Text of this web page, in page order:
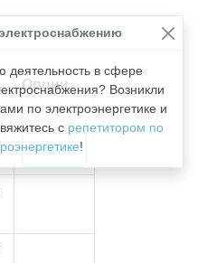
деятельность в сфере
Возникли
по электроэнергетике и
с репетитором по
!
Опции